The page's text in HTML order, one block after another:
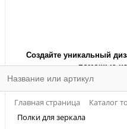
Создайте уникальный
помощью
Главная страница Каталог
Полки для зеркала